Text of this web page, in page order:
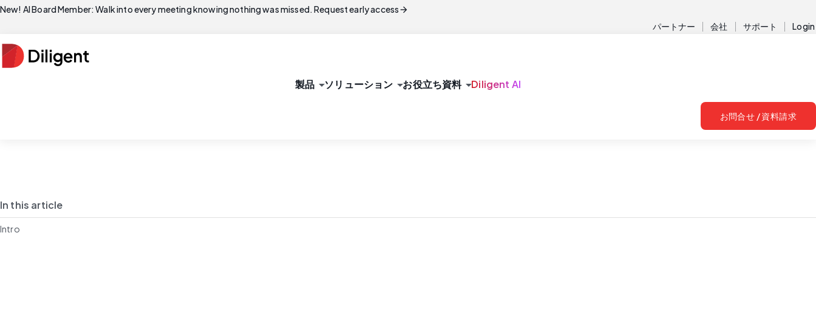
New! AI Board Member: Walk into every meeting knowing nothing was missed. Request early accessarrow_forward
パートナー 会社 サポート Login
製品 arrow_drop_downソリューション arrow_drop_downお役立ち資料arrow_drop_downDiligent AI
お問合せ / 資料請求
In this article
Intro